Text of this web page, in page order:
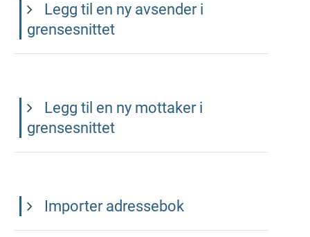
Legg til en ny avsender i
grensesnittet
Legg til en ny mottaker i
grensesnittet
Importer adressebok